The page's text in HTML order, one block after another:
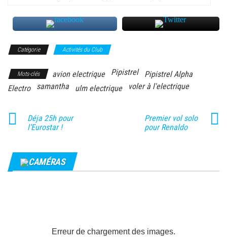
Catégorie Activités du Club
Mots-clés avion electrique Pipistrel
Pipistrel Alpha
Electro
samantha ulm electrique voler à l'electrique
Déja 25h pour
l’Eurostar !
Premier vol solo
pour Renaldo
CAMÉRAS
Erreur de chargement des images.